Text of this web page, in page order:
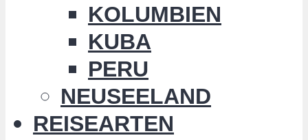
KOLUMBIEN
KUBA
PERU
NEUSEELAND
REISEARTEN